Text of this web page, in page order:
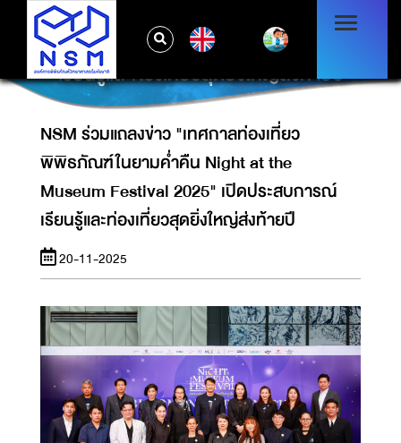
NSM ร่วมแถลงข่าว "เทศกาลท่องเที่ยว
พิพิธภัณฑ์ในยามค่ำคืน NIGHT AT THE
MUSEUM FESTIVAL 2025" เปิดประสบการณ์
เรียนรู้และท่องเที่ยวสุดยิ่งใหญ่ส่งท้ายปี
NSM ร่วมแถลงข่าว "เทศกาลท่องเที่ยว
พิพิธภัณฑ์ในยามค่ำคืน Night at the
Museum Festival 2025" เปิดประสบการณ์
เรียนรู้และท่องเที่ยวสุดยิ่งใหญ่ส่งท้ายปี
20-11-2025